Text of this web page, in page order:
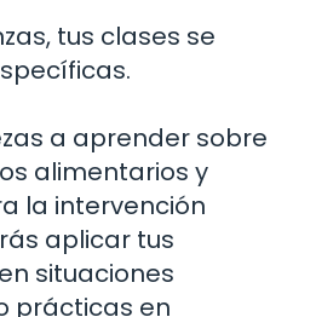
tus clases se
a aprender sobre
alimentarios y
la intervención
aplicar tus
situaciones
prácticas en